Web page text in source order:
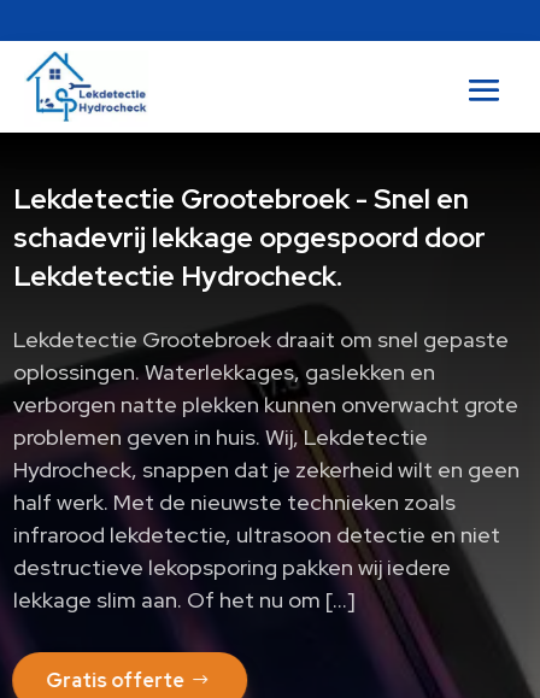
Lekdetectie Grootebroek - Snel en
schadevrij lekkage opgespoord door
Lekdetectie Hydrocheck.
Lekdetectie Grootebroek draait om snel gepaste
oplossingen.​ Waterlekkages, gaslekken en
verborgen natte plekken kunnen onverwacht grote
problemen geven in huis.​ Wij, Lekdetectie
Hydrocheck, snappen dat je zekerheid wilt en geen
half werk.​ Met de nieuwste technieken zoals
infrarood lekdetectie, ultrasoon detectie en niet
destructieve lekopsporing pakken wij iedere
lekkage slim aan.​ Of het nu om […]
Gratis offerte